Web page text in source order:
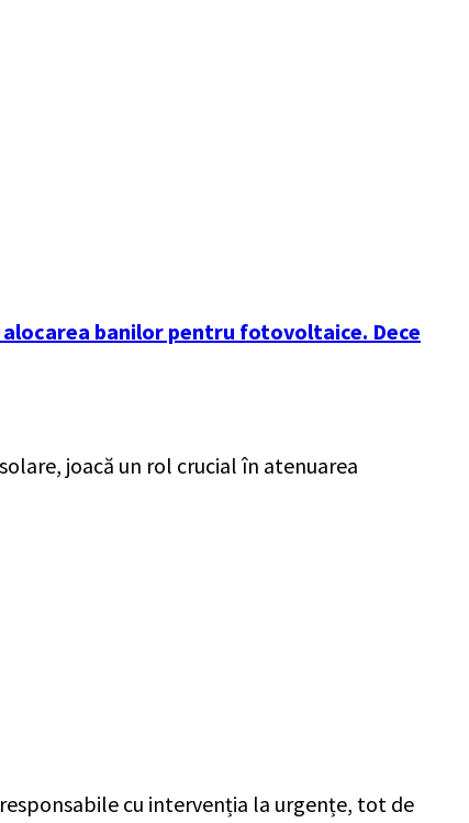
banilor pentru fotovoltaice. Dece
joacă un rol crucial în atenuarea
cu intervenția la urgențe, tot de